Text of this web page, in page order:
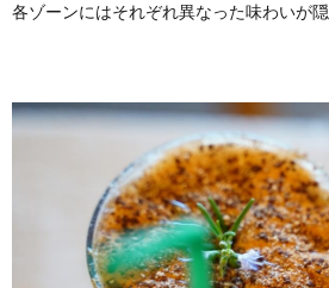
各ゾーンにはそれぞれ異なった味わいが隠